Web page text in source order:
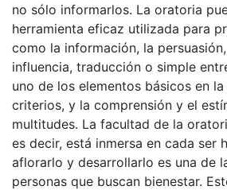
no sólo informarlos. La oratoria
herramienta eficaz utilizada para
como la información, la
influencia, traducción o simple
uno de los elementos básicos en
criterios, y la comprensión y el
multitudes. La facultad de la
es decir, está inmersa en cada ser
aflorarlo y desarrollarlo es una de
personas que buscan bienestar.